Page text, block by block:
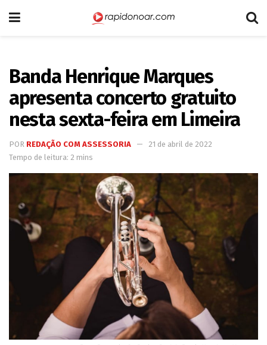
Banda Henrique Marques
apresenta concerto gratuito
nesta sexta-feira em Limeira
POR REDAÇÃO COM ASSESSORIA
21 de abril de 2022
Tempo de leitura: 2 mins